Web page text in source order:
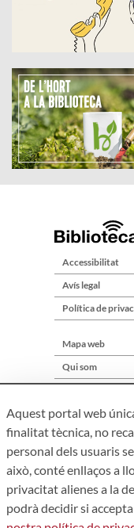
Accessibilitat
Avís legal
Política de
Mapa web
Qui som
Aquest portal web
finalitat tècnica, no
personal dels usuaris
això, conté enllaços a
privacitat alienes a la
podrà decidir si